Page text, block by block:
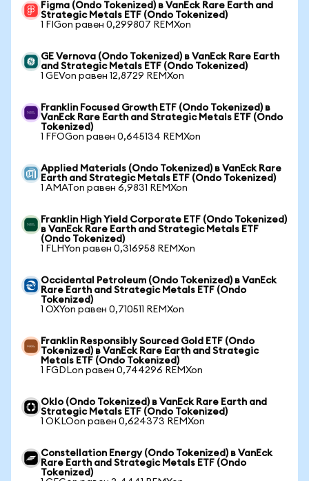
Figma (Ondo Tokenized) в VanEck Rare Earth and
Strategic Metals ETF (Ondo Tokenized)
1 FIGon равен 0,299807 REMXon
GE Vernova (Ondo Tokenized) в VanEck Rare Earth
and Strategic Metals ETF (Ondo Tokenized)
1 GEVon равен 12,8729 REMXon
Franklin Focused Growth ETF (Ondo Tokenized) в
VanEck Rare Earth and Strategic Metals ETF (Ondo
Tokenized)
1 FFOGon равен 0,645134 REMXon
Applied Materials (Ondo Tokenized) в VanEck Rare
Earth and Strategic Metals ETF (Ondo Tokenized)
1 AMATon равен 6,9831 REMXon
Franklin High Yield Corporate ETF (Ondo Tokenized)
в VanEck Rare Earth and Strategic Metals ETF
(Ondo Tokenized)
1 FLHYon равен 0,316958 REMXon
Occidental Petroleum (Ondo Tokenized) в VanEck
Rare Earth and Strategic Metals ETF (Ondo
Tokenized)
1 OXYon равен 0,710511 REMXon
Franklin Responsibly Sourced Gold ETF (Ondo
Tokenized) в VanEck Rare Earth and Strategic
Metals ETF (Ondo Tokenized)
1 FGDLon равен 0,744296 REMXon
Oklo (Ondo Tokenized) в VanEck Rare Earth and
Strategic Metals ETF (Ondo Tokenized)
1 OKLOon равен 0,624373 REMXon
Constellation Energy (Ondo Tokenized) в VanEck
Rare Earth and Strategic Metals ETF (Ondo
Tokenized)